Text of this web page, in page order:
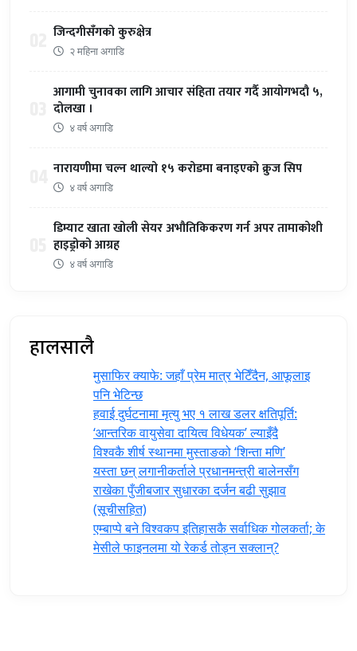
जिन्दगीसँगको कुरुक्षेत्र
२ महिना अगाडि
आगामी चुनावका लागि आचार संहिता तयार गर्दै आयोगभदौ ५,
दोलखा ।
४ वर्ष अगाडि
नारायणीमा चल्न थाल्यो १५ करोडमा बनाइएको क्रुज सिप
४ वर्ष अगाडि
डिम्याट खाता खोली सेयर अभौतिकिकरण गर्न अपर तामाकोशी
हाइड्रोको आग्रह
४ वर्ष अगाडि
हालसालै
मुसाफिर क्याफे: जहाँ प्रेम मात्र भेटिँदैन, आफूलाइ
पनि भेटिन्छ
हवाई दुर्घटनामा मृत्यु भए १ लाख डलर क्षतिपूर्ति:
‘आन्तरिक वायुसेवा दायित्व विधेयक’ ल्याइँदै
विश्वकै शीर्ष स्थानमा मुस्ताङको ‘शिन्ता मणि’
यस्ता छन् लगानीकर्ताले प्रधानमन्त्री ‍बालेनसँग
राखेका पुँजीबजार सुधारका दर्जन बढी सुझाव
(सूचीसहित)
एम्बाप्पे बने विश्वकप इतिहासकै सर्वाधिक गोलकर्ता; के
मेसीले फाइनलमा यो रेकर्ड तोड्न सक्लान्?